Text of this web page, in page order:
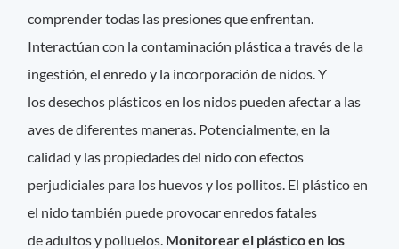
comprender todas las presiones que enfrentan.
Interactúan con la contaminación plástica a través de la
ingestión, el enredo y la incorporación de nidos. Y
los desechos plásticos en los nidos pueden afectar a las
aves de diferentes maneras. Potencialmente, en la
calidad y las propiedades del nido con efectos
perjudiciales para los huevos y los pollitos. El plástico en
el nido también puede provocar enredos fatales
de adultos y polluelos. Monitorear el plástico en los